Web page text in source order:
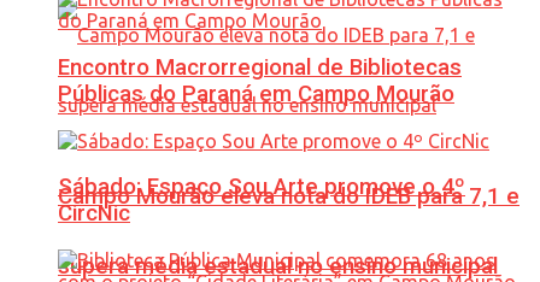
Campo Mourão eleva nota do IDEB para 7,1 e
supera média estadual no ensino municipal
Encontro Macrorregional de Bibliotecas
Públicas do Paraná em Campo Mourão
Sábado: Espaço Sou Arte promove o 4º
CircNic